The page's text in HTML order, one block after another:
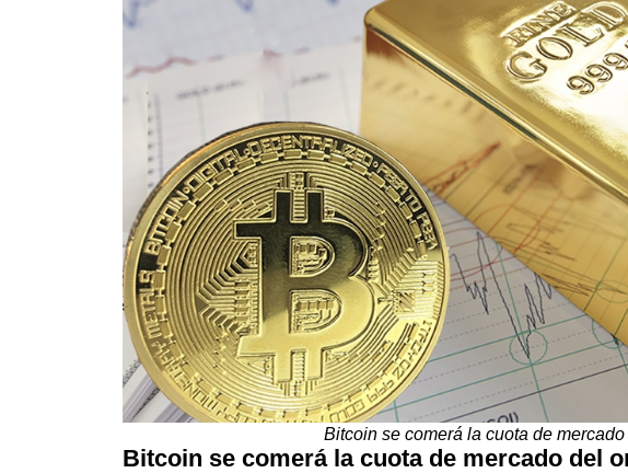
Bitcoin se comerá la cuota de
Bitcoin se comerá la cuota de mercado del